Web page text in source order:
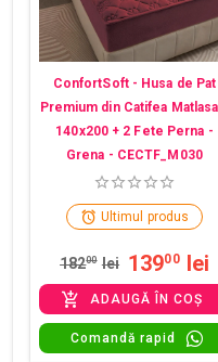
ConfortSoft - Husa de Pat
Premium din Catifea
140x200 + 2 Fete Perna -
Grena - CECTF_M030
Ultimul produs
18200 lei 13900 lei
ADAUGĂ ÎN COȘ
Comandă rapid